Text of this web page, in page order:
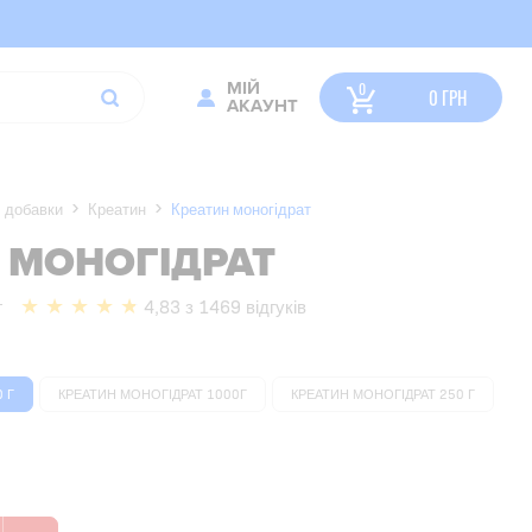
МІЙ
АКАУНТ
0 ГРН
добавки Креатин Креатин моногідрат
4,83 з 1469 відгуків
Г КРЕАТИН МОНОГІДРАТ 1000Г КРЕАТИН МОНОГІДРАТ 250 Г